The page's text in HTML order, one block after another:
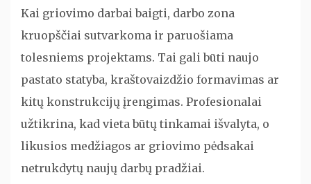
Kai griovimo darbai baigti, darbo zona
kruopščiai sutvarkoma ir paruošiama
tolesniems projektams. Tai gali būti naujo
pastato statyba, kraštovaizdžio formavimas ar
kitų konstrukcijų įrengimas. Profesionalai
užtikrina, kad vieta būtų tinkamai išvalyta, o
likusios medžiagos ar griovimo pėdsakai
netrukdytų naujų darbų pradžiai.